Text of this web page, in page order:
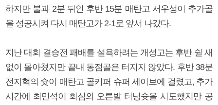
하지만 불과 2분 뒤인 후반 15분 매탄고 서우성이 추가골
을 성공시켜 다시 매탄고가 2-1로 앞서 나갔다.
지난 대회 결승전 패배를 설욕하려는 개성고는 후반 쉴 새
없이 몰아쳤지만 끝내 동점골은 터지지 않았다. 후반 38분
전지혁의 슛이 매탄고 골키퍼 슈퍼 세이브에 걸렸고, 추가
시간에 최민석이 회심의 오른발 터닝슛을 시도했지만 공